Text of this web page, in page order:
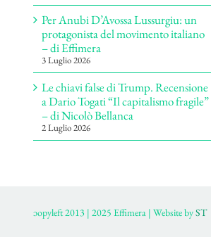
Per Anubi D’Avossa Lussurgiu: un
protagonista del movimento italiano
– di Effimera
3 Luglio 2026
Le chiavi false di Trump. Recensione
a Dario Togati “Il capitalismo fragile”
– di Nicolò Bellanca
2 Luglio 2026
ɔopyleft 2013 | 2025 Effimera | Website byST